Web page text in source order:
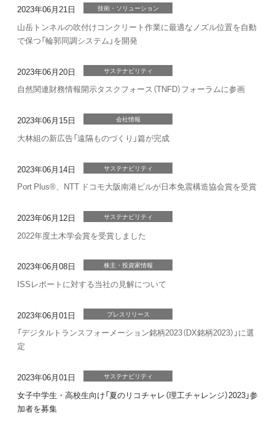
2023年06月21日 技術・ソリューション
山岳トンネルの吹付けコンクリート作業に最適なノズル位置を自動
で保つ「輪郭同調システム」を開発
2023年06月20日 サステナビリティ
自然関連財務情報開示タスクフォース（TNFD）フォーラムに参画
2023年06月15日 会社情報
大林組の新広告「遠隔ものづくり」篇が完成
2023年06月14日 サステナビリティ
Port Plus®、NTT ドコモ大阪南港ビルが日本免震構造協会賞を受賞
2023年06月12日 サステナビリティ
2022年度土木学会賞を受賞しました
2023年06月08日 株主・投資家情報
ISSレポートに対する当社の見解について
2023年06月01日 プレスリリース
「デジタルトランスフォーメーション銘柄2023（DX銘柄2023）」に選
定
2023年06月01日 サステナビリティ
女子中学生・高校生向け「夏のリコチャレ（理工チャレンジ）2023」参
加者を募集